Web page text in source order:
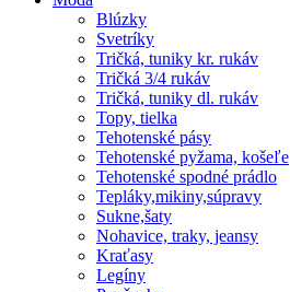
Blúzky
Svetríky
Tričká, tuniky kr. rukáv
Tričká 3/4 rukáv
Tričká, tuniky dl. rukáv
Topy, tielka
Tehotenské pásy
Tehotenské pyžama, košeľe
Tehotenské spodné prádlo
Tepláky,mikiny,súpravy
Sukne,šaty
Nohavice, traky, jeansy
Kraťasy
Legíny